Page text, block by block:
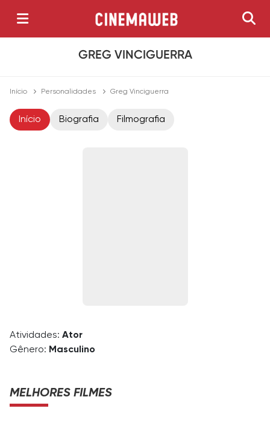
GREG VINCIGUERRA
Início Personalidades Greg Vinciguerra
Início Biografia Filmografia
Atividades: Ator
Gênero: Masculino
MELHORES FILMES